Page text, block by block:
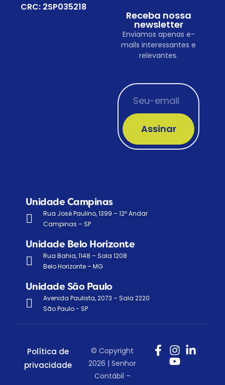
CRC: 2SP035218
Receba nossa
newsletter
Enviamos apenas e-
mails interessantes e
relevantes.
Assinar
Unidade Campinas
Rua José Paulino, 1399 – 12º Andar
Campinas – SP
Unidade Belo Horizonte
Rua Bahia, 1148 – Sala 1208
Belo Horizonte – MG
Unidade São Paulo
Avenida Paulista, 2073 – Sala 2220
São Paulo - SP
Política de
privacidade
© Copyright
2026 | Senhor
Contábil –